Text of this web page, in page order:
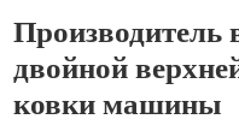
Производитель
двойной
ковки машины